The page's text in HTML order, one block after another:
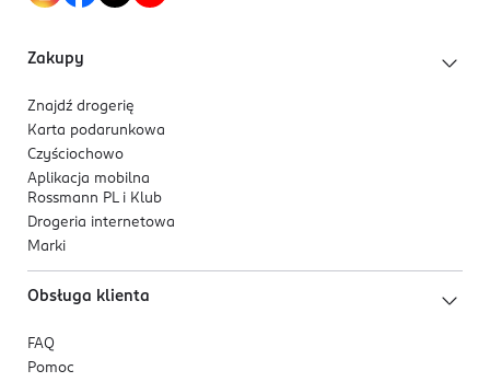
Zakupy
Znajdź drogerię
Karta podarunkowa
Czyściochowo
Aplikacja mobilna
Rossmann PL i Klub
Drogeria internetowa
Marki
Obsługa klienta
FAQ
Pomoc